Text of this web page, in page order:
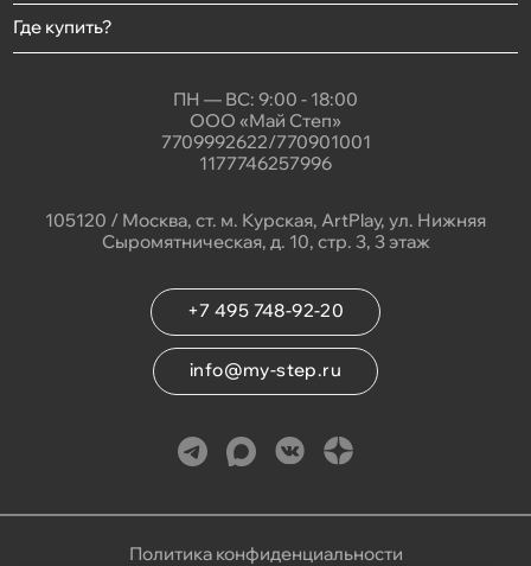
Где купить?
ПН — ВС: 9:00 - 18:00
ООО «Май Степ»
7709992622/770901001
1177746257996
105120 / Москва, ст. м. Курская, ArtPlay, ул. Нижняя
Сыромятническая, д. 10, стр. 3, 3 этаж
+7 495 748-92-20
info@my-step.ru
Политика конфиденциальности